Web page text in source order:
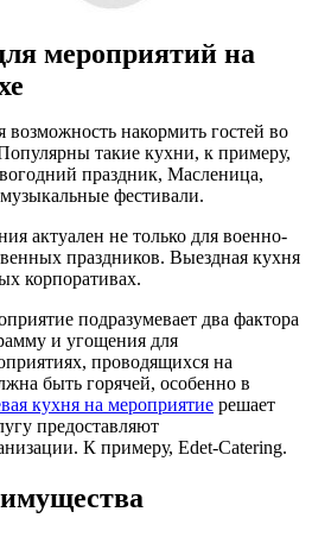
мероприятий на
накормить гостей во
такие кухни, к примеру,
праздник, Масленица,
фестивали.
актуален не только для военно-
праздников. Выездная кухня
корпоративах.
подразумевает два фактора
и угощения для
проводящихся на
быть горячей, особенно в
кухня на мероприятие решает
предоставляют
К примеру, Еdet-Сatering.